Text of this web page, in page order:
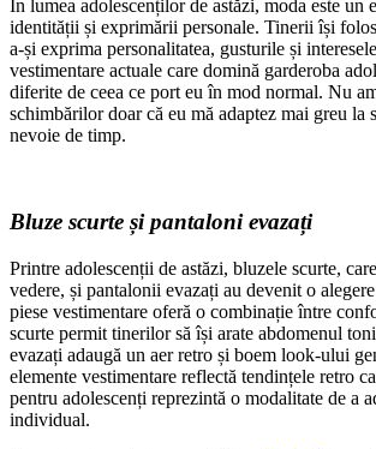
În lumea adolescenților de astăzi, moda este un
identității și exprimării personale. Tinerii își
a-și exprima personalitatea, gusturile și
vestimentare actuale care domină garderoba
diferite de ceea ce port eu în mod normal. Nu
schimbărilor doar că eu mă adaptez mai greu la
nevoie de timp.
Bluze scurte și pantaloni evazați
Printre adolescenții de astăzi, bluzele scurte,
vedere, și pantalonii evazați au devenit o
piese vestimentare oferă o combinație între
scurte permit tinerilor să își arate abdomenul
evazați adaugă un aer retro și boem look-ului
elemente vestimentare reflectă tendințele retro
pentru adolescenți reprezintă o modalitate de a
individual.